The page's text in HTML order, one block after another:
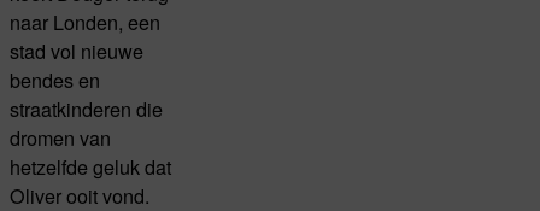
naar Londen, een
stad vol nieuwe
bendes en
straatkinderen die
dromen van
hetzelfde geluk dat
Oliver ooit vond.